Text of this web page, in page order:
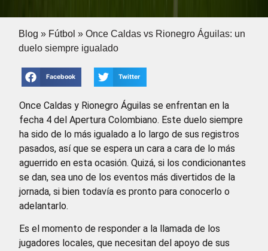
Blog » Fútbol »Once Caldas vs Rionegro Águilas: un
duelo siempre igualado
Facebook Twitter
Once Caldas y Rionegro Águilas se enfrentan en la
fecha 4 del Apertura Colombiano. Este duelo siempre
ha sido de lo más igualado a lo largo de sus registros
pasados, así que se espera un cara a cara de lo más
aguerrido en esta ocasión. Quizá, si los condicionantes
se dan, sea uno de los eventos más divertidos de la
jornada, si bien todavía es pronto para conocerlo o
adelantarlo.
Es el momento de responder a la llamada de los
jugadores locales, que necesitan del apoyo de sus